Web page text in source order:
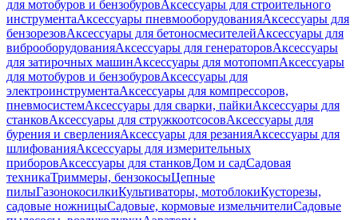
для мотобуров и бензобуровАксессуары для строительного
инструментаАксессуары пневмооборудованияАксессуары для
бензорезовАксессуары для бетоносмесителейАксессуары для
виброоборудованияАксессуары для генераторовАксессуары
для затирочных машинАксессуары для мотопомпАксессуары
для мотобуров и бензобуровАксессуары для
электроинструментаАксессуары для компрессоров,
пневмосистемАксессуары для сварки, пайкиАксессуары для
станковАксессуары для стружкоотсосовАксессуары для
бурения и сверленияАксессуары для резанияАксессуары для
шлифованияАксессуары для измерительных
приборовАксессуары для станковДом и садСадовая
техникаТриммеры, бензокосыЦепные
пилыГазонокосилкиКультиваторы, мотоблокиКусторезы,
садовые ножницыСадовые, кормовые измельчителиСадовые